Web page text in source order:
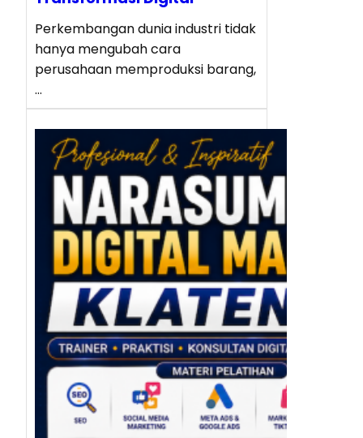
Perkembangan dunia industri tidak
hanya mengubah cara
perusahaan memproduksi barang,
…